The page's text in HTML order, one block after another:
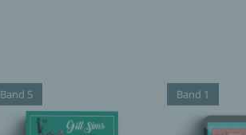
Band 5 Band 1